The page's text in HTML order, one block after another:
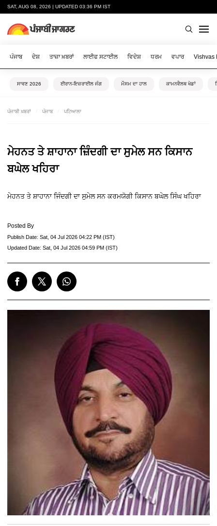
SAT, AUG 08, 2026 | UPDATED 03:36 PM IST
ਪੰਜਾਬ ਦੇਸ਼ ਤਾਜ਼ਾ ਖ਼ਬਰਾਂ ਲਾਈਫ ਸਟਾਈਲ ਵਿਦੇਸ਼ ਧਰਮ ਵਪਾਰ Vishvas
ਸਾਵਣ 2026 ਈਰਾਨ-ਇਜ਼ਰਾਈਲ ਜੰਗ ਮੌਸਮ ਦਾ ਹਾਲ ਕਾਮਨਵੈਲਥ ਖੇਡਾਂ
ਪੰਜਾਬੀ ਖ਼ਬਰਾਂ ਪੰਜਾਬ ਪਟਿਆਲਾ
ਮੇਹਨਤ ਤੇ ਸ਼ਾਹਾਨਾ ਜ਼ਿੰਦਗੀ ਦਾ ਸੁਮੇਲ ਸਨ ਕਿਸਾਨ
ਬਘੇਲ ਖਹਿਰਾ
ਮੇਹਨਤ ਤੇ ਸ਼ਾਹਾਨਾ ਜਿੰਦਗੀ ਦਾ ਸੁਮੇਲ ਸਨ ਕਰਮਯੋਗੀ ਕਿਸਾਨ ਬਘੇਲ ਸਿੰਘ ਖਹਿਰਾ
Posted By
Publish Date: Sat, 04 Jul 2026 04:22 PM (IST)
Updated Date: Sat, 04 Jul 2026 04:59 PM (IST)